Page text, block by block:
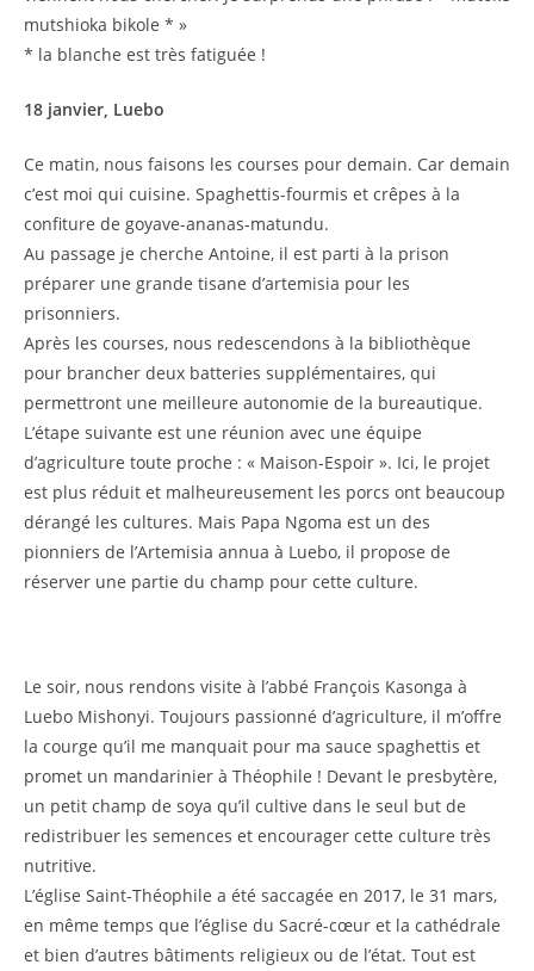
mutshioka bikole * »
* la blanche est très fatiguée !
18 janvier, Luebo
Ce matin, nous faisons les courses pour demain. Car demain
c’est moi qui cuisine. Spaghettis-fourmis et crêpes à la
confiture de goyave-ananas-matundu.
Au passage je cherche Antoine, il est parti à la prison
préparer une grande tisane d’artemisia pour les
prisonniers.
Après les courses, nous redescendons à la bibliothèque
pour brancher deux batteries supplémentaires, qui
permettront une meilleure autonomie de la bureautique.
L’étape suivante est une réunion avec une équipe
d’agriculture toute proche : « Maison-Espoir ». Ici, le projet
est plus réduit et malheureusement les porcs ont beaucoup
dérangé les cultures. Mais Papa Ngoma est un des
pionniers de l’Artemisia annua à Luebo, il propose de
réserver une partie du champ pour cette culture.
Le soir, nous rendons visite à l’abbé François Kasonga à
Luebo Mishonyi. Toujours passionné d’agriculture, il m’offre
la courge qu’il me manquait pour ma sauce spaghettis et
promet un mandarinier à Théophile ! Devant le presbytère,
un petit champ de soya qu’il cultive dans le seul but de
redistribuer les semences et encourager cette culture très
nutritive.
L’église Saint-Théophile a été saccagée en 2017, le 31 mars,
en même temps que l’église du Sacré-cœur et la cathédrale
et bien d’autres bâtiments religieux ou de l’état. Tout est